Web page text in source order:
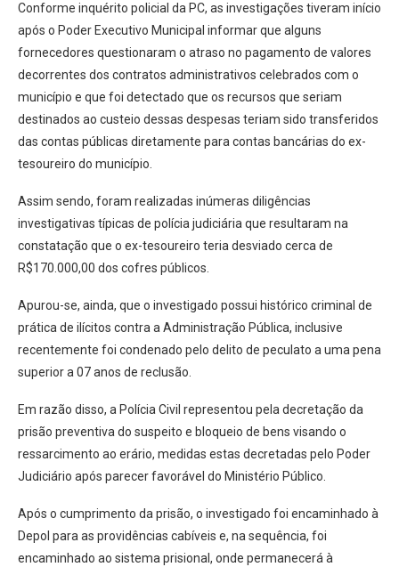
Conforme inquérito policial da PC, as investigações tiveram início
após o Poder Executivo Municipal informar que alguns
fornecedores questionaram o atraso no pagamento de valores
decorrentes dos contratos administrativos celebrados com o
município e que foi detectado que os recursos que seriam
destinados ao custeio dessas despesas teriam sido transferidos
das contas públicas diretamente para contas bancárias do ex-
tesoureiro do município.
Assim sendo, foram realizadas inúmeras diligências
investigativas típicas de polícia judiciária que resultaram na
constatação que o ex-tesoureiro teria desviado cerca de
R$170.000,00 dos cofres públicos.
Apurou-se, ainda, que o investigado possui histórico criminal de
prática de ilícitos contra a Administração Pública, inclusive
recentemente foi condenado pelo delito de peculato a uma pena
superior a 07 anos de reclusão.
Em razão disso, a Polícia Civil representou pela decretação da
prisão preventiva do suspeito e bloqueio de bens visando o
ressarcimento ao erário, medidas estas decretadas pelo Poder
Judiciário após parecer favorável do Ministério Público.
Após o cumprimento da prisão, o investigado foi encaminhado à
Depol para as providências cabíveis e, na sequência, foi
encaminhado ao sistema prisional, onde permanecerá à